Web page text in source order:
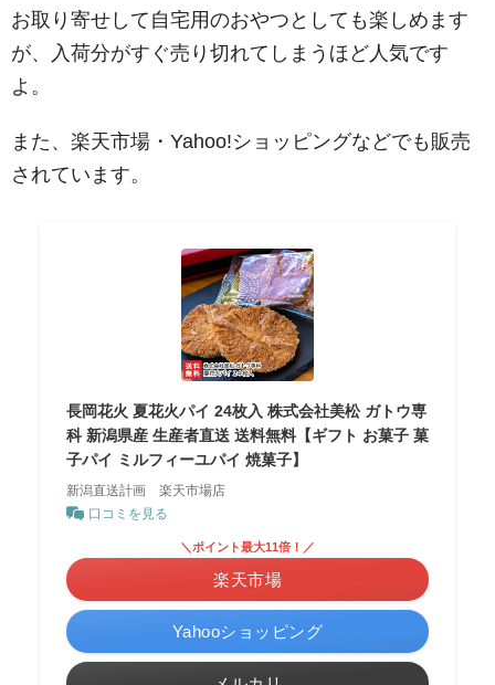
お取り寄せして自宅用のおやつとしても楽しめます
が、入荷分がすぐ売り切れてしまうほど人気です
よ。
また、楽天市場・Yahoo!ショッピングなどでも販売
されています。
長岡花火 夏花火パイ 24枚入 株式会社美松 ガトウ専
科 新潟県産 生産者直送 送料無料【ギフト お菓子 菓
子パイ ミルフィーユパイ 焼菓子】
新潟直送計画 楽天市場店
口コミを見る
＼ポイント最大11倍！／
楽天市場
Yahooショッピング